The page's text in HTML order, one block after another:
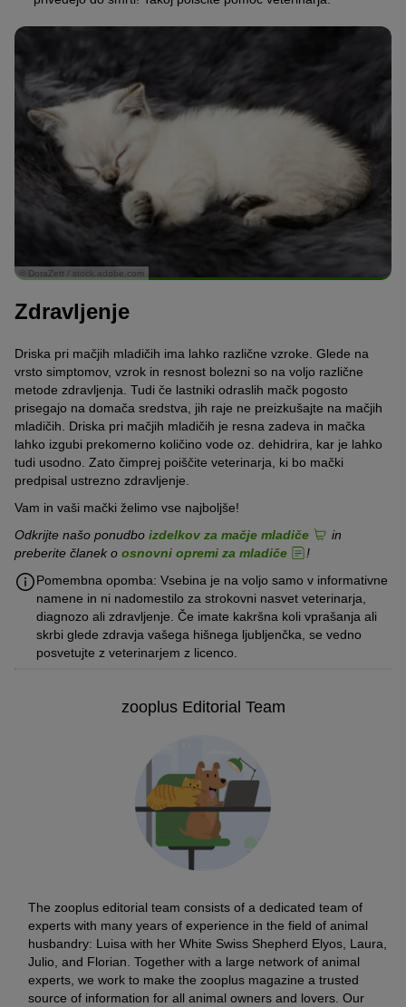
© DoraZett / stock.adobe.com
Zdravljenje
Driska pri mačjih mladičih ima lahko različne vzroke. Glede na
vrsto simptomov, vzrok in resnost bolezni so na voljo različne
metode zdravljenja. Tudi če lastniki odraslih mačk pogosto
prisegajo na domača sredstva, jih raje ne preizkušajte na mačjih
mladičih. Driska pri mačjih mladičih je resna zadeva in mačka
lahko izgubi prekomerno količino vode oz. dehidrira, kar je lahko
tudi usodno. Zato čimprej poiščite veterinarja, ki bo mački
predpisal ustrezno zdravljenje.
Vam in vaši mački želimo vse najboljše!
Odkrijte našo ponudbo izdelkov za mačje mladiče
in
preberite članek o osnovni opremi za mladiče
!
Pomembna opomba: Vsebina je na voljo samo v informativne
namene in ni nadomestilo za strokovni nasvet veterinarja,
diagnozo ali zdravljenje. Če imate kakršna koli vprašanja ali
skrbi glede zdravja vašega hišnega ljubljenčka, se vedno
posvetujte z veterinarjem z licenco.
zooplus Editorial Team
The zooplus editorial team consists of a dedicated team of
experts with many years of experience in the field of animal
husbandry: Luisa with her White Swiss Shepherd Elyos, Laura,
Julio, and Florian. Together with a large network of animal
experts, we work to make the zooplus magazine a trusted
source of information for all animal owners and lovers. Our